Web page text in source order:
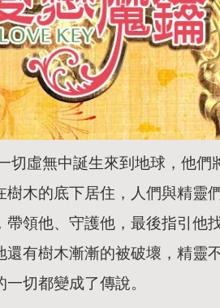
切虛無中誕生來到地球，他們
木的底下居住，人們與精靈
領他、守護他，最後指引他
有樹木漸漸的被破壞，精靈
切都變成了傳說。